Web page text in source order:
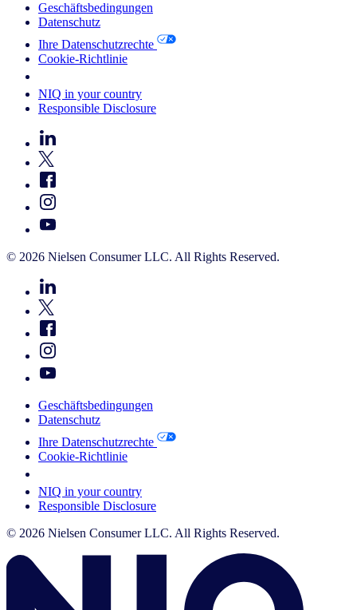
Geschäftsbedingungen
Datenschutz
Ihre Datenschutzrechte
Cookie-Richtlinie
NIQ in your country
Responsible Disclosure
© 2026 Nielsen Consumer LLC. All Rights Reserved.
Geschäftsbedingungen
Datenschutz
Ihre Datenschutzrechte
Cookie-Richtlinie
NIQ in your country
Responsible Disclosure
© 2026 Nielsen Consumer LLC. All Rights Reserved.